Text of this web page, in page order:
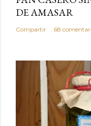
DE AMASAR
Compartir 68